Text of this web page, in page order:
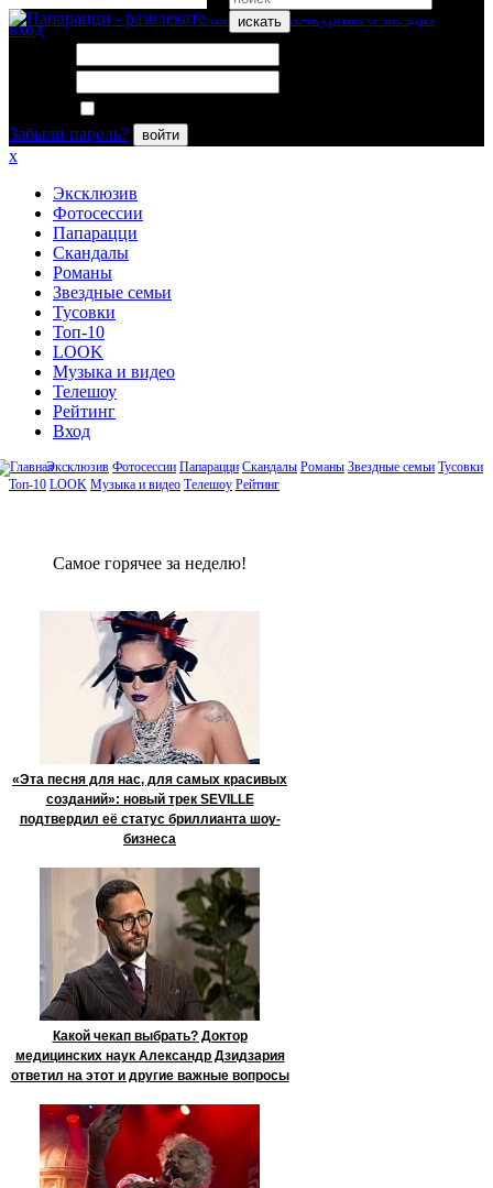
искать
вход
Забыли пароль?
войти
x
Эксклюзив
Фотосессии
Папарацци
Скандалы
Романы
Звездные семьи
Тусовки
Топ-10
LOOK
Музыка и видео
Телешоу
Рейтинг
Вход
Эксклюзив Фотосессии Папарацци Скандалы Романы Звездные семьи Тусовки
Топ-10 LOOK Музыка и видео Телешоу Рейтинг
Сaмое гoрячее за неделю!
«Эта песня для нас, для самых красивых
созданий»: новый трек SEVILLE
подтвердил её статус бриллианта шоу-
бизнеса
Какой чекап выбрать? Доктор
медицинских наук Александр Дзидзария
ответил на этот и другие важные вопросы